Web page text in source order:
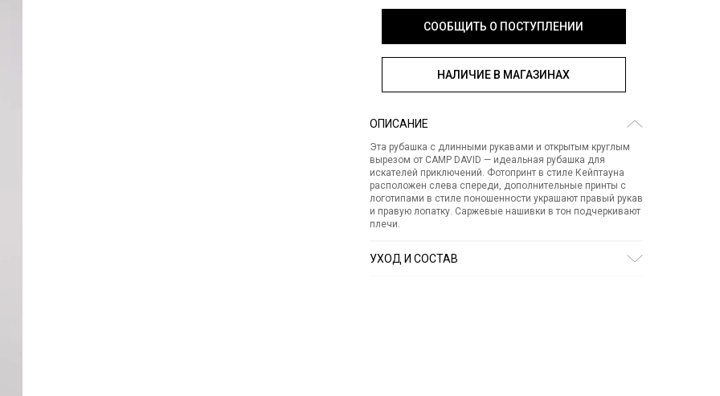
СООБЩИТЬ О ПОСТУПЛЕНИИ
НАЛИЧИЕ В МАГАЗИНАХ
ОПИСАНИЕ
Эта рубашка с длинными рукавами и открытым круглым
вырезом от CAMP DAVID — идеальная рубашка для
искателей приключений. Фотопринт в стиле Кейптауна
расположен слева спереди, дополнительные принты с
логотипами в стиле поношенности украшают правый рукав
и правую лопатку. Саржевые нашивки в тон подчеркивают
плечи.
УХОД И СОСТАВ